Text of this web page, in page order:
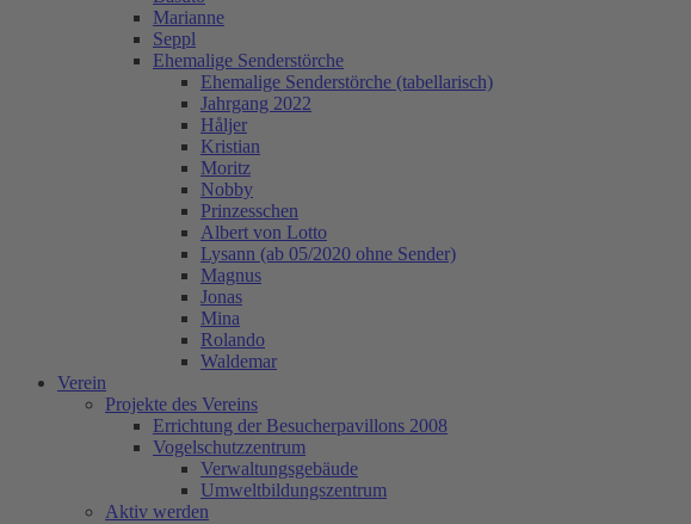
Marianne
Seppl
Ehemalige Senderstörche
Ehemalige Senderstörche (tabellarisch)
Jahrgang 2022
Håljer
Kristian
Moritz
Nobby
Prinzesschen
Albert von Lotto
Lysann (ab 05/2020 ohne Sender)
Magnus
Jonas
Mina
Rolando
Waldemar
Verein
Projekte des Vereins
Errichtung der Besucherpavillons 2008
Vogelschutzzentrum
Verwaltungsgebäude
Umweltbildungszentrum
Aktiv werden